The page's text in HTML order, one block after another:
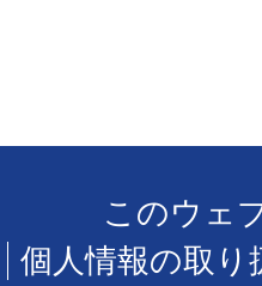
このウェ
個人情報の取り